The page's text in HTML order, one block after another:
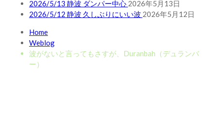
2026/5/13 静波 ダンパー中心 2026年5月13日
2026/5/12 静波 久しぶりにいい波 2026年5月12日
Home
Weblog
波がないと言ってもさすが、Duranbah（デュランバ
ー）